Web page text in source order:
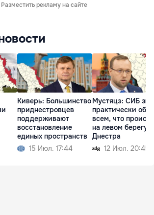
Разместить рекламу на сайте
Киверь: Большинство
приднестровцев
поддерживают
восстановление
единых пространств
15 Июл. 17:44
Мустяцэ: СИБ
практически обо
всем, что
на левом берегу
Днестра
12 Июл. 20:45